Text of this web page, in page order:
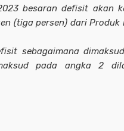
besaran defisit akan
(tiga persen) dari Produk
sebagaimana
pada angka 2